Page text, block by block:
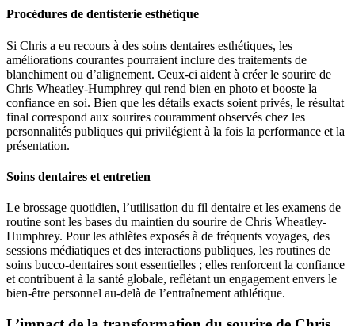
Procédures de dentisterie esthétique
Si Chris a eu recours à des soins dentaires esthétiques, les
améliorations courantes pourraient inclure des traitements de
blanchiment ou d’alignement. Ceux-ci aident à créer le sourire de
Chris Wheatley-Humphrey qui rend bien en photo et booste la
confiance en soi. Bien que les détails exacts soient privés, le résultat
final correspond aux sourires couramment observés chez les
personnalités publiques qui privilégient à la fois la performance et la
présentation.
Soins dentaires et entretien
Le brossage quotidien, l’utilisation du fil dentaire et les examens de
routine sont les bases du maintien du sourire de Chris Wheatley-
Humphrey. Pour les athlètes exposés à de fréquents voyages, des
sessions médiatiques et des interactions publiques, les routines de
soins bucco-dentaires sont essentielles ; elles renforcent la confiance
et contribuent à la santé globale, reflétant un engagement envers le
bien-être personnel au-delà de l’entraînement athlétique.